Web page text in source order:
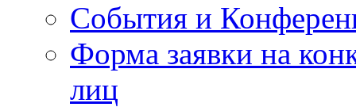
События и
Форма заявки на
лиц